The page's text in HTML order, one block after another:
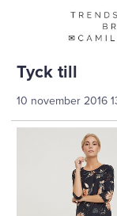
Tyck till
10 november 2016